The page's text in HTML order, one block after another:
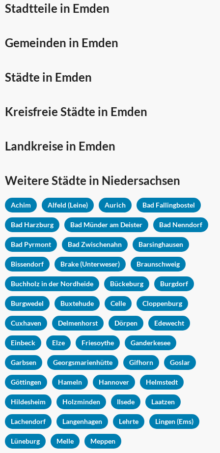
Stadtteile in Emden
Gemeinden in Emden
Städte in Emden
Kreisfreie Städte in Emden
Landkreise in Emden
Weitere Städte in Niedersachsen
Achim Alfeld (Leine) Aurich Bad Fallingbostel
Bad Harzburg Bad Münder am Deister Bad Nenndorf
Bad Pyrmont Bad Zwischenahn Barsinghausen
Bissendorf Brake (Unterweser) Braunschweig
Buchholz in der Nordheide Bückeburg Burgdorf
Burgwedel Buxtehude Celle Cloppenburg
Cuxhaven Delmenhorst Dörpen Edewecht
Einbeck Elze Friesoythe Ganderkesee
Garbsen Georgsmarienhütte Gifhorn Goslar
Göttingen Hameln Hannover Helmstedt
Hildesheim Holzminden Ilsede Laatzen
Lachendorf Langenhagen Lehrte Lingen (Ems)
Lüneburg Melle Meppen